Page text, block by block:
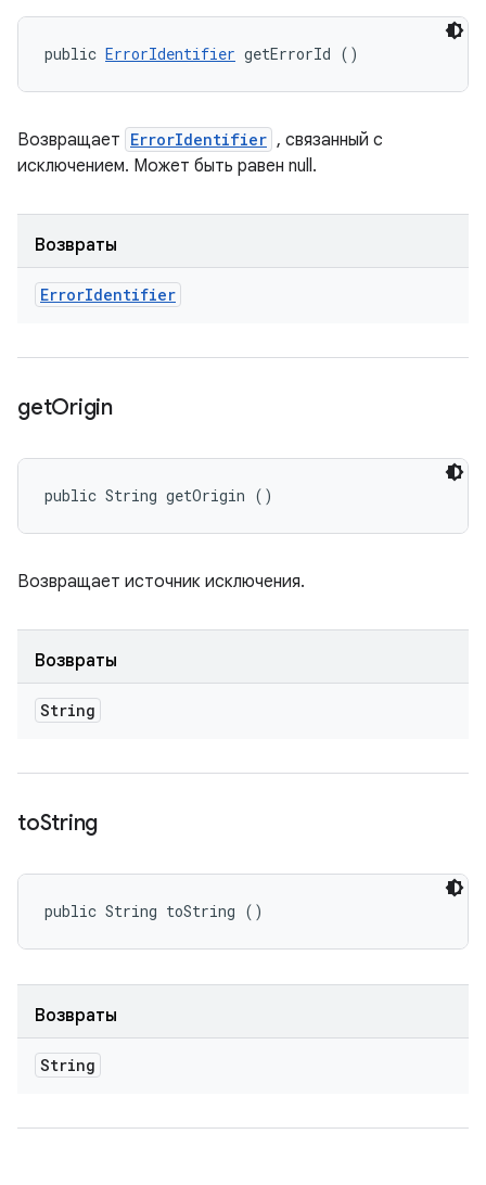
public ErrorIdentifier getErrorId ()
Возвращает ErrorIdentifier , связанный с
исключением. Может быть равен null.
Возвраты
ErrorIdentifier
getOrigin
public String getOrigin ()
Возвращает источник исключения.
Возвраты
String
toString
public String toString ()
Возвраты
String